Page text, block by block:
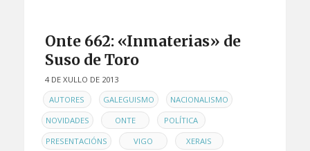
Onte 662: «Inmaterias» de
Suso de Toro
4 DE XULLO DE 2013
ENAUTORES , GALEGUISMO , NACIONALISMO ,
NOVIDADES , ONTE , POLÍTICA ,
PRESENTACIÓNS , VIGO , XERAIS